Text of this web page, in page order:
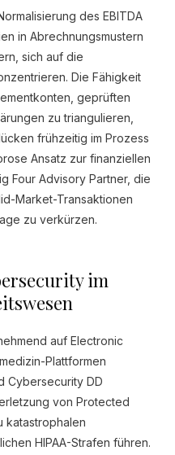
des EBITDA
in Abrechnungsmustern
sich auf die
Die Fähigkeit
geprüften
zu triangulieren,
frühzeitig im Prozess
Ansatz zur finanziellen
Four Advisory Partner, die
Market-Transaktionen
zu verkürzen.
im
auf Electronic
Plattformen
Cybersecurity DD
von Protected
katastrophalen
HIPAA-Strafen führen.